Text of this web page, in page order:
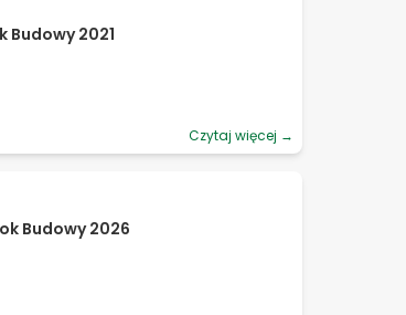
Budowy 2021
Czytaj więcej →
Budowy 2026